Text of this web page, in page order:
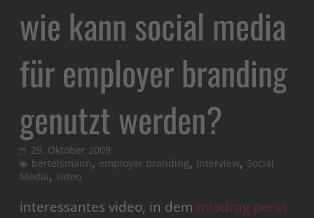
wie kann social media
für employer branding
genutzt werden?
29. Oktober 2009
bertelsmann, employer branding, Interview, Social
Media,video
interessantes video, in dem miodrag perin